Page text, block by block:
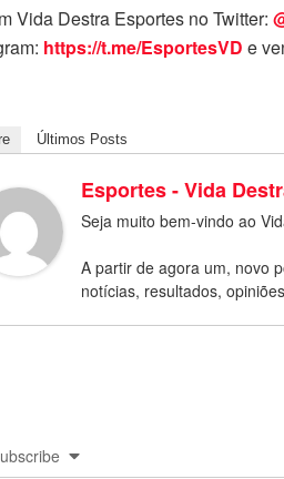
Vida Destra Esportes no Twitter:
https://t.me/EsportesVD e
Últimos Posts
Esportes - Vida
Seja muito bem-vindo ao
A partir de agora um, novo
notícias, resultados,